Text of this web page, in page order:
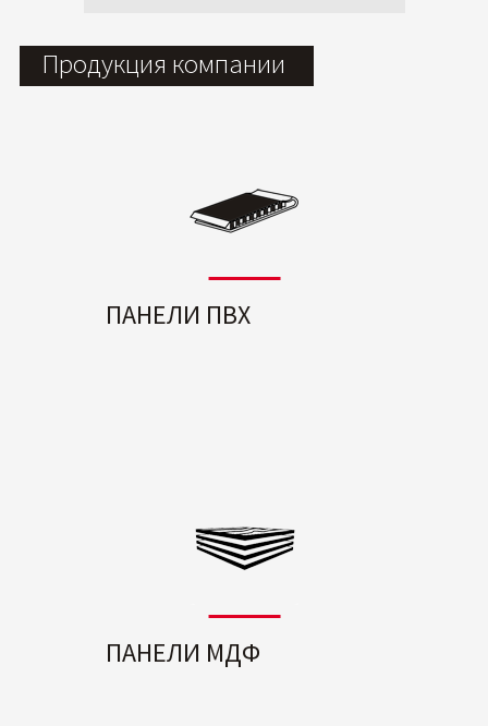
Продукция компании
ПАНЕЛИ ПВХ
ПАНЕЛИ МДФ